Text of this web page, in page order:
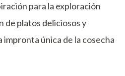
para la exploración
de platos deliciosos y
impronta única de la cosecha